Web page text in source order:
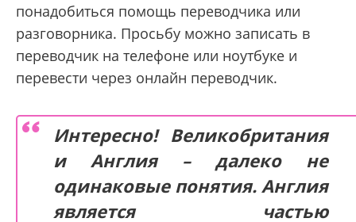
понадобиться помощь переводчика или
разговорника. Просьбу можно записать в
переводчик на телефоне или ноутбуке и
перевести через онлайн переводчик.
Интересно! Великобритания
и Англия – далеко не
одинаковые понятия. Англия
является частью